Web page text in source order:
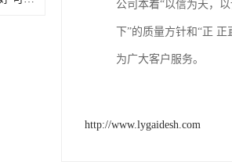
公司本着“以信为天，
下”的质量方针和“正
为广大客户服务。
http://www.lygaidesh.com